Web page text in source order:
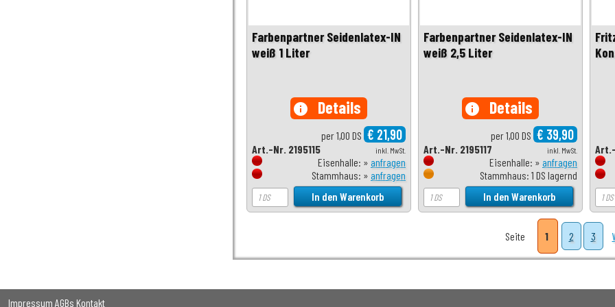
Farbenpartner Seidenlatex-IN
weiß 1 Liter
info Details
per 1,00 DS € 21,90
inkl. MwSt.
Art.-Nr. 2195115
Eisenhalle: » anfragen
Stammhaus: » anfragen
Farbenpartner Seidenlatex-IN
weiß 2,5 Liter
info Details
per 1,00 DS € 39,90
inkl. MwSt.
Art.-Nr. 2195117
Eisenhalle: » anfragen
Stammhaus: 1 DS lagernd
Seite 1 2 3
Impressum AGBs Kontakt